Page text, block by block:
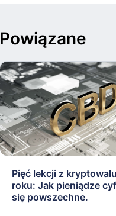
Powiązane
Pięć lekcji z
roku: Jak pieniądze
się powszechne.